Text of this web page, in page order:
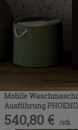
Mobile
Ausführung
540,80 € /stk